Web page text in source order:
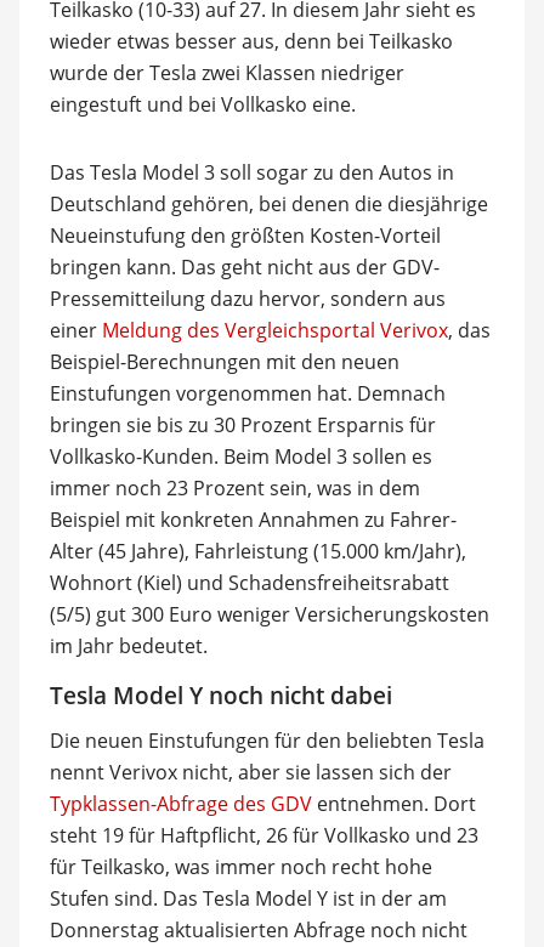
Teilkasko (10-33) auf 27. In diesem Jahr sieht es
wieder etwas besser aus, denn bei Teilkasko
wurde der Tesla zwei Klassen niedriger
eingestuft und bei Vollkasko eine.
Das Tesla Model 3 soll sogar zu den Autos in
Deutschland gehören, bei denen die diesjährige
Neueinstufung den größten Kosten-Vorteil
bringen kann. Das geht nicht aus der GDV-
Pressemitteilung dazu hervor, sondern aus
einer Meldung des Vergleichsportal Verivox, das
Beispiel-Berechnungen mit den neuen
Einstufungen vorgenommen hat. Demnach
bringen sie bis zu 30 Prozent Ersparnis für
Vollkasko-Kunden. Beim Model 3 sollen es
immer noch 23 Prozent sein, was in dem
Beispiel mit konkreten Annahmen zu Fahrer-
Alter (45 Jahre), Fahrleistung (15.000 km/Jahr),
Wohnort (Kiel) und Schadensfreiheitsrabatt
(5/5) gut 300 Euro weniger Versicherungskosten
im Jahr bedeutet.
Tesla Model Y noch nicht dabei
Die neuen Einstufungen für den beliebten Tesla
nennt Verivox nicht, aber sie lassen sich der
Typklassen-Abfrage des GDVentnehmen. Dort
steht 19 für Haftpflicht, 26 für Vollkasko und 23
für Teilkasko, was immer noch recht hohe
Stufen sind. Das Tesla Model Y ist in der am
Donnerstag aktualisierten Abfrage noch nicht